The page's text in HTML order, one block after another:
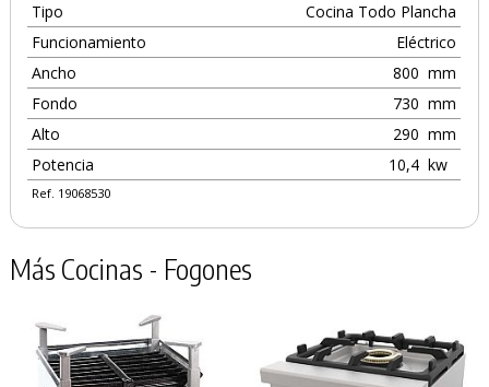
Tipo
Cocina Todo Plancha
Funcionamiento
Eléctrico
Ancho
800 mm
Fondo
730 mm
Alto
290 mm
Potencia
10,4 kw
Ref. 19068530
Más Cocinas - Fogones